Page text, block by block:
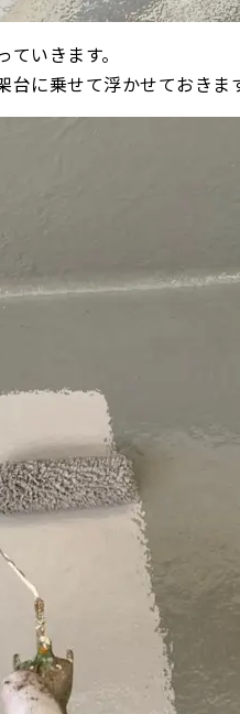
いきます。
台に乗せて浮かせておきま